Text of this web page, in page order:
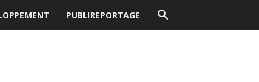
PUBLIREPORTAGE